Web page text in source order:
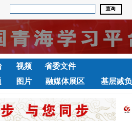
视频
省委文件
图片 融媒体展区 基层减负